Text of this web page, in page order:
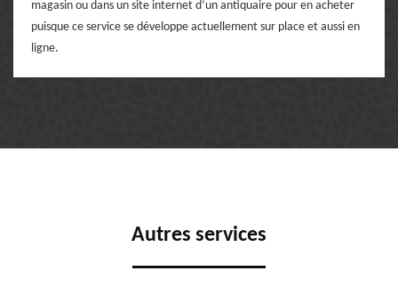
magasin ou dans un site internet d’un antiquaire pour en acheter
puisque ce service se développe actuellement sur place et aussi en
ligne.
Autres services